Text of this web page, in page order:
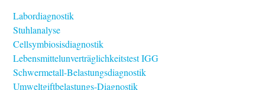
Labordiagnostik
Stuhlanalyse
Cellsymbiosisdiagnostik
Lebensmittelunverträglichkeitstest IGG
Schwermetall-Belastungsdiagnostik
Umweltgiftbelastungs-Diagnostik